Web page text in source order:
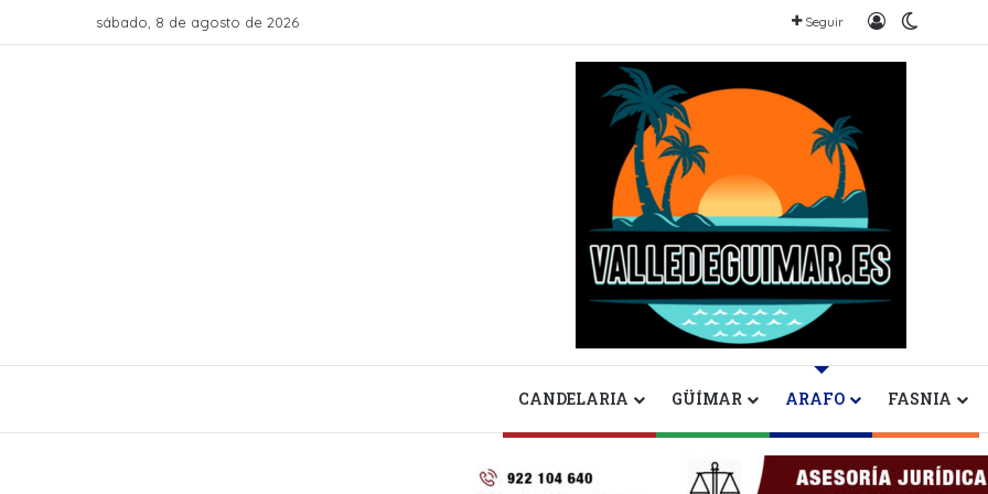
sábado, 8 de agosto de 2026 Seguir Iniciar sesión
CANDELARIA GÜÍMAR ARAFO FASNIA